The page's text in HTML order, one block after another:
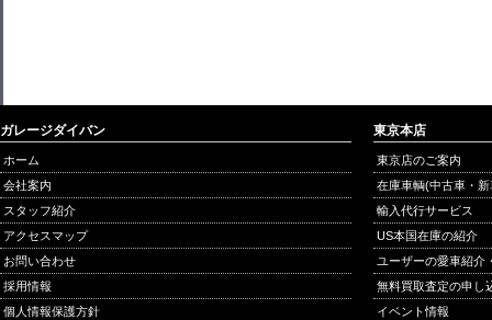
ガレージダイバン
ホーム
会社案内
スタッフ紹介
アクセスマップ
お問い合わせ
採用情報
個人情報保護方針
東京本店
東京店のご案内
在庫車輌(中古車・
輸入代行サービス
US本国在庫の紹介
ユーザーの愛車紹介
無料買取査定の申し
イベント情報